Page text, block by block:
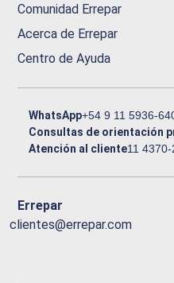
Comunidad Errepar
Acerca de Errepar
Centro de Ayuda
WhatsApp+54 9 11 5936-
Consultas de orientación
Atención al cliente11 4370-
Errepar
clientes@errepar.com